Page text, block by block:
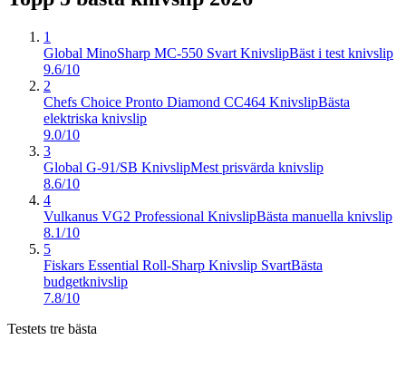
1
Global MinoSharp MC-550 Svart KnivslipBäst i test knivslip
9.6/10
2
Chefs Choice Pronto Diamond CC464 KnivslipBästa
elektriska knivslip
9.0/10
3
Global G-91/SB KnivslipMest prisvärda knivslip
8.6/10
4
Vulkanus VG2 Professional KnivslipBästa manuella knivslip
8.1/10
5
Fiskars Essential Roll-Sharp Knivslip SvartBästa
budgetknivslip
7.8/10
Testets tre bästa